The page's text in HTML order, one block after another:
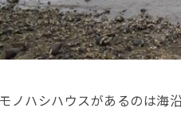
ノハシハウスがあるのは海